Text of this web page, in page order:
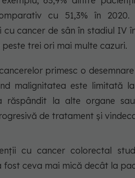
cu 51,3% în
cu cancer de sân în stadiul IV
peste trei ori mai multe cazuri.
primesc o
malignitatea este limitată
răspândit la alte organe
de tratament și
cu cancer colorectal
fost ceva mai mică decât la